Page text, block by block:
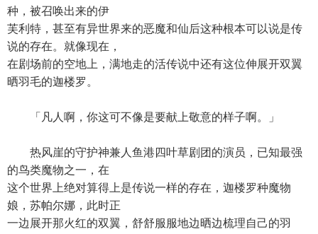
种，被召唤出来的伊
芙利特，甚至有异世界来的恶魔和仙后这种根本可以说是传
说的存在。就像现在，
在剧场前的空地上，满地走的活传说中还有这位伸展开双翼
晒羽毛的迦楼罗。
「凡人啊，你这可不像是要献上敬意的样子啊。」
热风崖的守护神兼人鱼港四叶草剧团的演员，已知最强
的鸟类魔物之一，在
这个世界上绝对算得上是传说一样的存在，迦楼罗种魔物
娘，苏帕尔娜，此时正
一边展开那火红的双翼，舒舒服服地边晒边梳理自己的羽